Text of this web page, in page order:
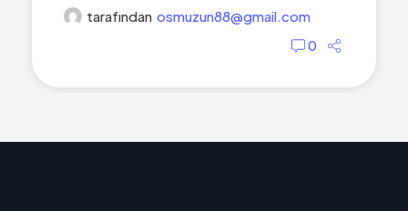
tarafından osmuzun88@gmail.com
0